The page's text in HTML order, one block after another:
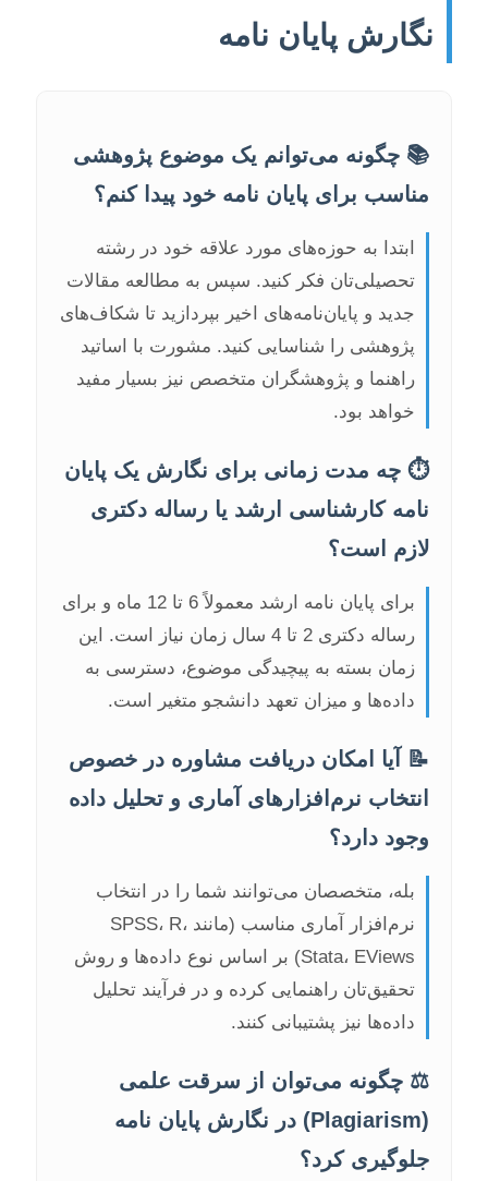
نگارش پایان نامه
📚 چگونه می‌توانم یک موضوع پژوهشی
مناسب برای پایان نامه خود پیدا کنم؟
ابتدا به حوزه‌های مورد علاقه خود در رشته
تحصیلی‌تان فکر کنید. سپس به مطالعه مقالات
جدید و پایان‌نامه‌های اخیر بپردازید تا شکاف‌های
پژوهشی را شناسایی کنید. مشورت با اساتید
راهنما و پژوهشگران متخصص نیز بسیار مفید
خواهد بود.
⏱️ چه مدت زمانی برای نگارش یک پایان
نامه کارشناسی ارشد یا رساله دکتری
لازم است؟
برای پایان نامه ارشد معمولاً 6 تا 12 ماه و برای
رساله دکتری 2 تا 4 سال زمان نیاز است. این
زمان بسته به پیچیدگی موضوع، دسترسی به
داده‌ها و میزان تعهد دانشجو متغیر است.
📝 آیا امکان دریافت مشاوره در خصوص
انتخاب نرم‌افزارهای آماری و تحلیل داده
وجود دارد؟
بله، متخصصان می‌توانند شما را در انتخاب
نرم‌افزار آماری مناسب (مانند SPSS، R،
Stata، EViews) بر اساس نوع داده‌ها و روش
تحقیق‌تان راهنمایی کرده و در فرآیند تحلیل
داده‌ها نیز پشتیبانی کنند.
⚖️ چگونه می‌توان از سرقت علمی
(Plagiarism) در نگارش پایان نامه
جلوگیری کرد؟